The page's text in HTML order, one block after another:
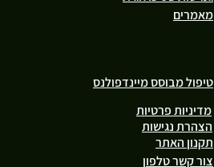
מאמרים
טיפול מבוסס מיינדפולנס
תקנון האתר
הצהרת נגישות
מדיניות פרטיות
צור קשר טלפון